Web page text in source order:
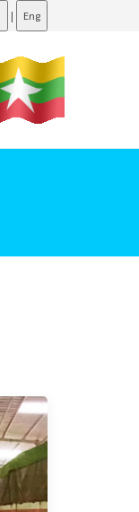
မျိုးဇော်သိမ်း နေပြည်တော်ကော
| Eng